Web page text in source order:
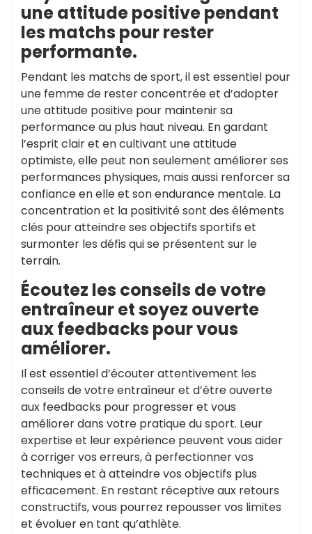
une attitude positive pendant
les matchs pour rester
performante.
Pendant les matchs de sport, il est essentiel pour
une femme de rester concentrée et d’adopter
une attitude positive pour maintenir sa
performance au plus haut niveau. En gardant
l’esprit clair et en cultivant une attitude
optimiste, elle peut non seulement améliorer ses
performances physiques, mais aussi renforcer sa
confiance en elle et son endurance mentale. La
concentration et la positivité sont des éléments
clés pour atteindre ses objectifs sportifs et
surmonter les défis qui se présentent sur le
terrain.
Écoutez les conseils de votre
entraîneur et soyez ouverte
aux feedbacks pour vous
améliorer.
Il est essentiel d’écouter attentivement les
conseils de votre entraîneur et d’être ouverte
aux feedbacks pour progresser et vous
améliorer dans votre pratique du sport. Leur
expertise et leur expérience peuvent vous aider
à corriger vos erreurs, à perfectionner vos
techniques et à atteindre vos objectifs plus
efficacement. En restant réceptive aux retours
constructifs, vous pourrez repousser vos limites
et évoluer en tant qu’athlète.